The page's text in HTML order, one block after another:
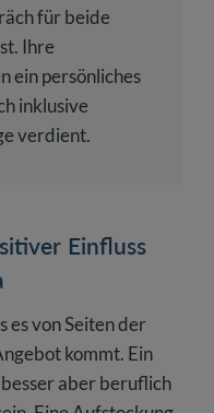
für beide
Ihre
ein persönliches
inklusive
verdient.
Einfluss
es von Seiten der
kommt. Ein
aber beruflich